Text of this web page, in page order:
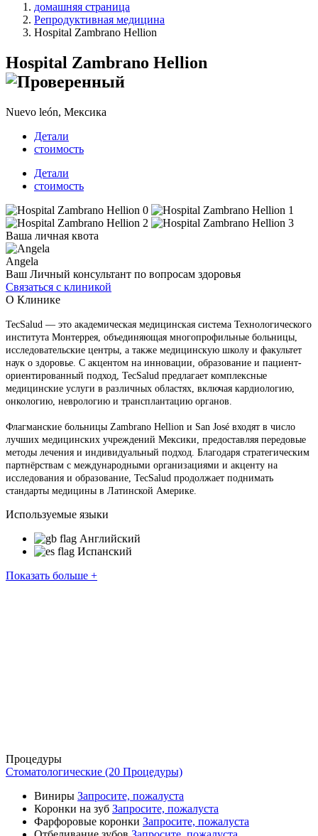
домашняя страница
Репродуктивная медицина
Hospital Zambrano Hellion
Hospital Zambrano Hellion
Nuevo león, Мексика
Детали
стоимость
Детали
стоимость
Ваша личная квота
Angela
Ваш Личный консультант по вопросам здоровья
Связаться с клиникой
О Клинике
TecSalud — это академическая медицинская система Технологического
института Монтеррея, объединяющая многопрофильные больницы,
исследовательские центры, а также медицинскую школу и факультет
наук о здоровье. С акцентом на инновации, образование и пациент-
ориентированный подход, TecSalud предлагает комплексные
медицинские услуги в различных областях, включая кардиологию,
онкологию, неврологию и трансплантацию органов.
Флагманские больницы Zambrano Hellion и San José входят в число
лучших медицинских учреждений Мексики, предоставляя передовые
методы лечения и индивидуальный подход. Благодаря стратегическим
партнёрствам с международными организациями и акценту на
исследования и образование, TecSalud продолжает поднимать
стандарты медицины в Латинской Америке.
Используемые языки
Английский
Испанский
Показать больше +
Процедуры
Стоматологические (20 Процедуры)
Виниры Запросите, пожалуста
Коронки на зуб Запросите, пожалуста
Фарфоровые коронки Запросите, пожалуста